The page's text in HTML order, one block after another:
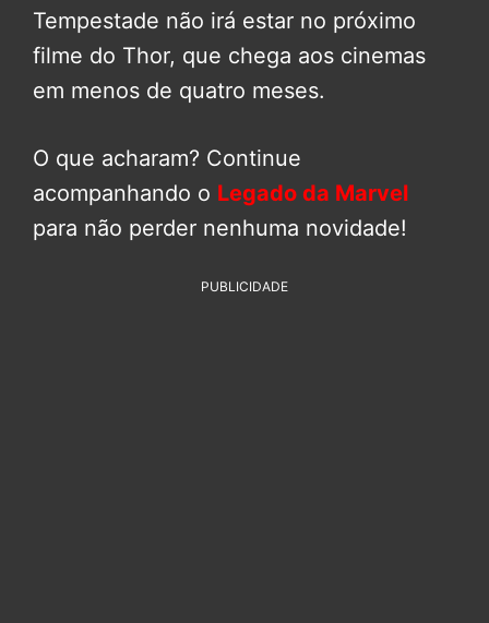
Tempestade não irá estar no próximo
filme do Thor, que chega aos cinemas
em menos de quatro meses.
O que acharam? Continue
acompanhando o Legado da Marvel
para não perder nenhuma novidade!
PUBLICIDADE